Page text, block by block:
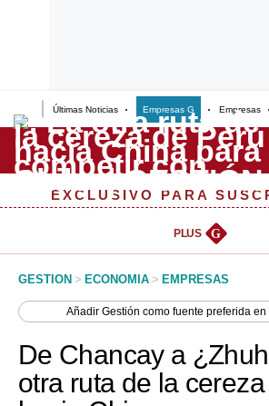
Últimas Noticias Empresas G Empresas
Lo último
Peru Quiosco
Management & Empleo
Perú
EXCLUSIVO PARA
PLUS G
GESTION > ECONOMIA > EMPRESAS
AñadirGestión como fuente preferida en
De Chancay a
otra ruta de la